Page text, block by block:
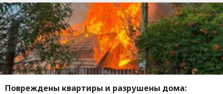
Повреждены квартиры и разрушены дома: